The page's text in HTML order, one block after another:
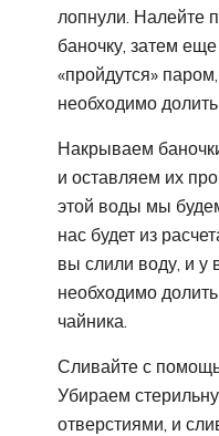
лопнули. Налейте
баночку, затем
«пройдутся»
необходимо
Накрываем
и оставляем их
этой воды мы
нас будет из
вы слили воду, и у
необходимо
чайника.
Сливайте с
Убираем
отверстиями, и